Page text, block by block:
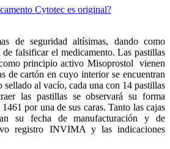
Cytotec es original?
de seguridad altísimas, dando como
falsificar el medicamento. Las pastillas
principio activo Misoprostol vienen
de cartón en cuyo interior se encuentran
sellado al vacío, cada una con 14 pastillas
las pastillas se observará su forma
por una de sus caras. Tanto las cajas
su fecha de manufacturación y de
registro INVIMA y las indicaciones